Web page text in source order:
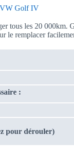
VW Golf IV
tous les 20 000km.
le remplacer
:
pour dérouler)